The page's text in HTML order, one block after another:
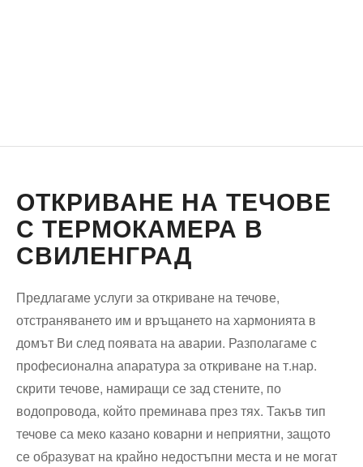
ОТКРИВАНЕ НА ТЕЧОВЕ
С ТЕРМОКАМЕРА В
СВИЛЕНГРАД
Предлагаме услуги за откриване на течове,
отстраняването им и връщането на хармонията в
домът Ви след появата на аварии. Разполагаме с
професионална апаратура за откриване на т.нар.
скрити течове, намиращи се зад стените, по
водопровода, който преминава през тях. Такъв тип
течове са меко казано коварни и неприятни, защото
се образуват на крайно недостъпни места и не могат